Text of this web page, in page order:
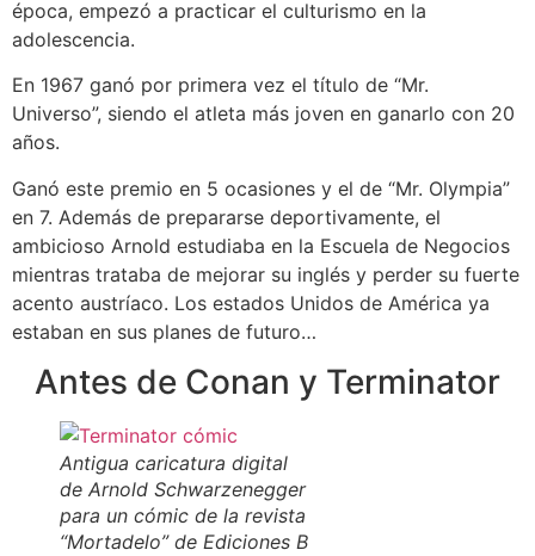
época, empezó a practicar el culturismo en la
adolescencia.
En 1967 ganó por primera vez el título de “Mr.
Universo”, siendo el atleta más joven en ganarlo con 20
años.
Ganó este premio en 5 ocasiones y el de “Mr. Olympia”
en 7. Además de prepararse deportivamente, el
ambicioso Arnold estudiaba en la Escuela de Negocios
mientras trataba de mejorar su inglés y perder su fuerte
acento austríaco. Los estados Unidos de América ya
estaban en sus planes de futuro…
Antes de Conan y Terminator
Antigua caricatura digital
de Arnold Schwarzenegger
para un cómic de la revista
“Mortadelo” de Ediciones B